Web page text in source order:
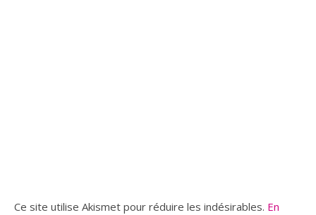
Ce site utilise Akismet pour réduire les indésirables. En